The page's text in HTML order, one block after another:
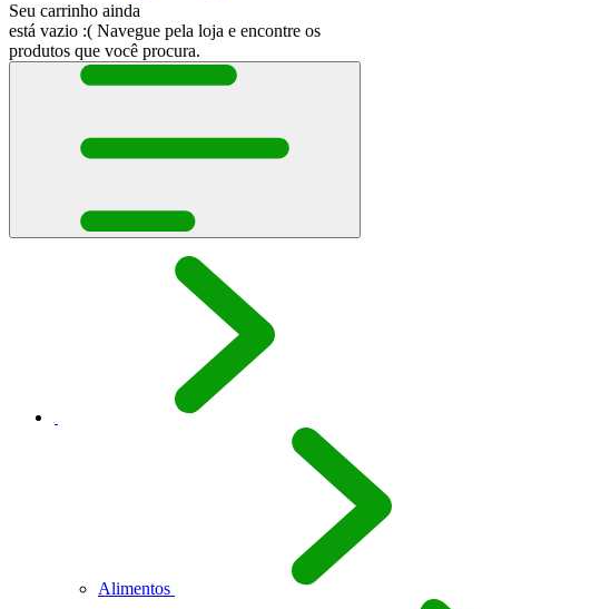
Seu carrinho ainda
está vazio :( Navegue pela loja e encontre os
produtos que você procura.
Alimentos